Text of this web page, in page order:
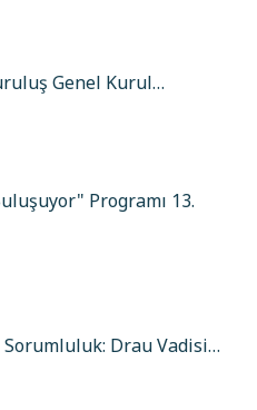
Genel Kurul…
Programı 13.
Sorumluluk: Drau Vadisi…